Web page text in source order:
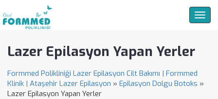
Lazer Epilasyon Yapan Yerler
Formmed Polikliniği Lazer Epilasyon Cilt Bakımı | Formmed
Klinik | Ataşehir Lazer Epilasyon » Epilasyon Dolgu Botoks »
Lazer Epilasyon Yapan Yerler